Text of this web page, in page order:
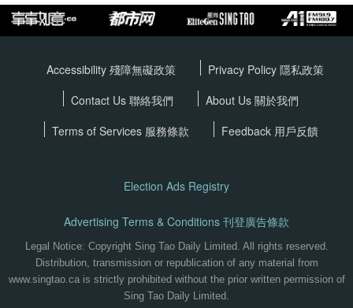
Accessibility 殘障無礙政策 Privacy Policy 隱私政策
Contact Us 聯絡我們
About Us 關於我們
Terms of Services 服務條款 Feedback 用戶反饋
Election Ads Registry
Advertising Terms & Conditions 刊登廣告條款
Legal Notice: Copyright Sing Tao Daily Limited. All rights reserved.
Distribution, transmission or republication of any material from
www.singtao.ca is strictly prohibited without the prior written permission of
Sing Tao Daily Limited.